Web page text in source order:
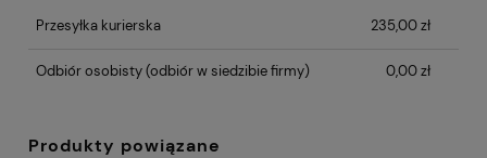
Przesyłka kurierska
235,00 zł
Odbiór osobisty(odbiór w siedzibie firmy) 0,00 zł
Produkty powiązane